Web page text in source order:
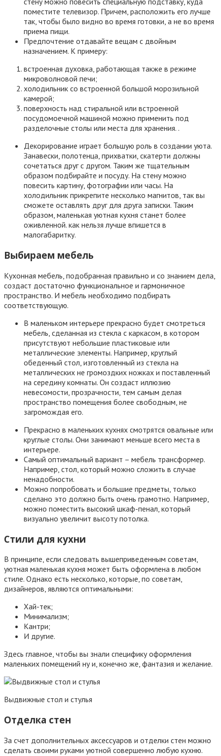
поместите телевизор. Причем, расположить его лучше
так, чтобы было видно во время готовки, а не во время
приема пищи.
Предпочтение отдавайте вещам с двойным
назначением. К примеру:
встроенная духовка, работающая также в режиме
микроволновой печи;
холодильник со встроенной большой морозильной
камерой;
поверхность над стиральной или встроенной
посудомоечной машиной можно применить под
разделочные столы или места для хранения. .
Декорирование играет большую роль в создании уюта.
Занавески, полотенца, прихватки, скатерти должны
сочетаться друг с другом. Таким же тщательным
образом подбирайте и посуду. На стену можно
повесить картину, фотографии или часы. На
холодильник прикрепите несколько магнитов, так вы
сможете оставлять друг для друга записки. Таким
образом, маленькая уютная кухня станет более
оживленной. как нельзя лучше впишется в
малогабаритку.
Выбираем мебель
Кухонная мебель, подобранная правильно и со знанием дела,
создаст достаточно функциональное и гармоничное
пространство. И мебель необходимо подбирать
соответствующую.
В маленьком интерьере прекрасно будет смотреться
мебель, сделанная из стекла с каркасом, в котором
присутствуют небольшие пластиковые или
металлические элементы. Например, круглый
обеденный стол, изготовленный из стекла на
металлических не громоздких ножках и поставленный
на середину комнаты. Он создаст иллюзию
невесомости, прозрачности, тем самым делая
пространство помещения более свободным, не
загромождая его.
Прекрасно в маленьких кухнях смотрятся овальные или
круглые столы. Они занимают меньше всего места в
интерьере.
Самый оптимальный вариант – мебель трансформер.
Например, стол, который можно сложить в случае
ненадобности.
Можно попробовать и большие предметы, только
сделано это должно быть очень грамотно. Например,
можно поместить высокий шкаф-пенал, который
визуально увеличит высоту потолка.
Стили для кухни
В принципе, если следовать вышеприведенным советам,
уютная маленькая кухня может быть оформлена в любом
стиле. Однако есть несколько, которые, по советам,
дизайнеров, являются оптимальными:
Хай-тек;
Минимализм;
Кантри;
И другие.
Здесь главное, чтобы вы знали специфику оформления
маленьких помещений ну и, конечно же, фантазия и желание.
Выдвижные стол и стулья
Отделка стен
За счет дополнительных аксессуаров и отделки стен можно
сделать своими руками уютной совершенно любую кухню.